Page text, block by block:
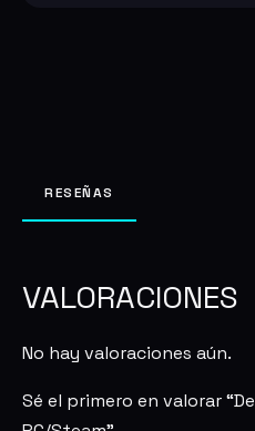
RESEÑAS
VALORACIONES
No hay valoraciones aún.
Sé el primero en valorar